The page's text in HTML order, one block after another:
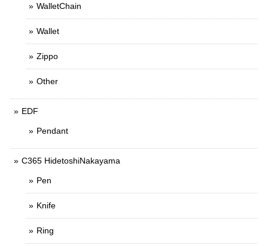
WalletChain
Wallet
Zippo
Other
EDF
Pendant
C365 HidetoshiNakayama
Pen
Knife
Ring